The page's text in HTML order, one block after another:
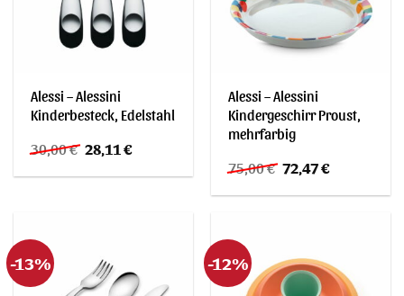
Alessi – Alessini
Kinderbesteck, Edelstahl
30,00€ Ursprünglicher
Preis
war:
28,11€Aktueller
ist:
Alessi – Alessini
Kindergeschirr Proust,
mehrfarbig
75,00€ Ursprünglicher
Preis
war:
72,47€Aktueller
ist:
-13% -12%